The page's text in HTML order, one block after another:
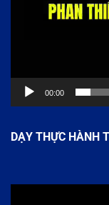
00:00
DẠY THỰC HÀNH